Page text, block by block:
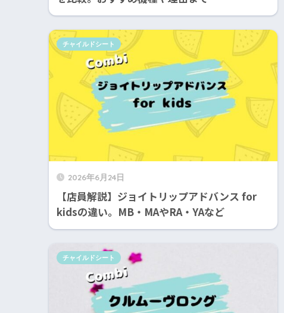
2026年6月24日
【店員解説】ジョイトリップアドバンス for
kidsの違い。MB・MAやRA・YAなど
チャイルドシート
チャイルドシート